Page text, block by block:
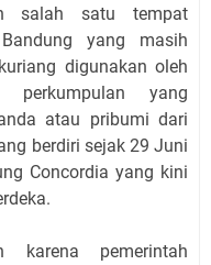
salah satu tempat
yang masih
digunakan oleh
perkumpulan yang
atau pribumi dari
berdiri sejak 29 Juni
Concordia yang kini
karena pemerintah